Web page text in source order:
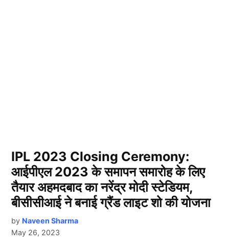
IPL 2023 Closing Ceremony:
आईपीएल 2023 के समापन समारोह के लिए
तैयार अहमदबाद का नरेंद्र मोदी स्टेडियम,
बीसीसीआई ने बनाई ग्रैंड लाइट शो की योजना
by Naveen Sharma
May 26, 2023